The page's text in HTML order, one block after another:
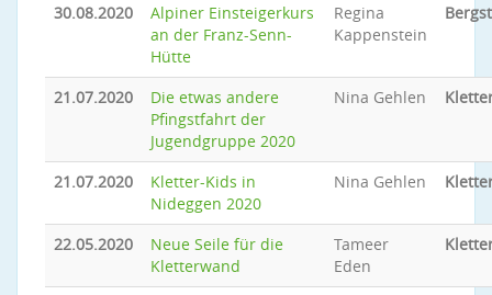
30.08.2020
Alpiner Einsteigerkurs
an der Franz-Senn-
Hütte
Regina
Kappenstein
21.07.2020
Die etwas andere
Pfingstfahrt der
Jugendgruppe 2020
Nina Gehlen
21.07.2020
Kletter-Kids in
Nideggen 2020
Nina Gehlen
22.05.2020
Neue Seile für die
Kletterwand
Tameer
Eden